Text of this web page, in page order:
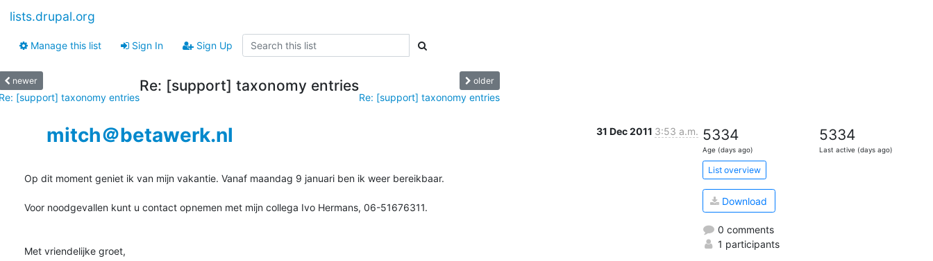
lists.drupal.org
Manage this list Sign In Sign Up
newer
[support] taxonomy entries
Re: [support] taxonomy entries older
Re: [support] taxonomy entries
mitch＠betawerk.nl 31 Dec 2011 3:53 a.m.
Op dit moment geniet ik van mijn vakantie. Vanaf maandag 9 januari ben ik weer bereikbaar.
Voor noodgevallen kunt u contact opnemen met mijn collega Ivo Hermans, 06-51676311.
Met vriendelijke groet,
5334
Age (days ago)
5334
Last active (days ago)
List overview
Download
0 comments
1 participants